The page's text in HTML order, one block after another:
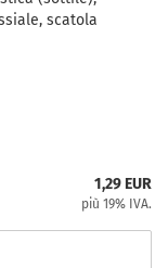
scatola
1,29 EUR
più 19% IVA.